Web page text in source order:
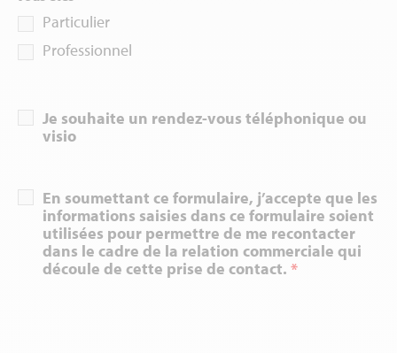
Particulier
Professionnel
Je souhaite un rendez-vous téléphonique ou
visio
En soumettant ce formulaire, j’accepte que les
informations saisies dans ce formulaire soient
utilisées pour permettre de me recontacter
dans le cadre de la relation commerciale qui
découle de cette prise de contact. *